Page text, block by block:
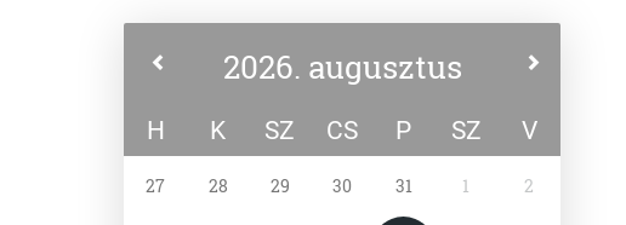
2026. augusztus
H K SZ CS P SZ V
27 28 29 30 31 1 2